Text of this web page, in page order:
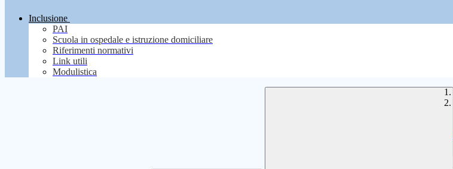
Inclusione
PAI
Scuola in ospedale e istruzione domiciliare
Riferimenti normativi
Link utili
Modulistica